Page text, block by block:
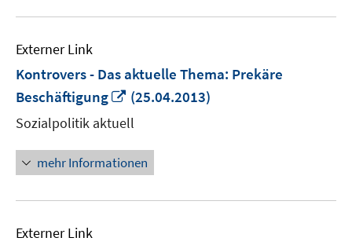
Externer Link
Kontrovers - Das aktuelle Thema: Prekäre
Beschäftigung
In
neuem
Fenster
öffnen
(25.04.2013)
Sozialpolitik aktuell
mehr Informationen
Externer Link